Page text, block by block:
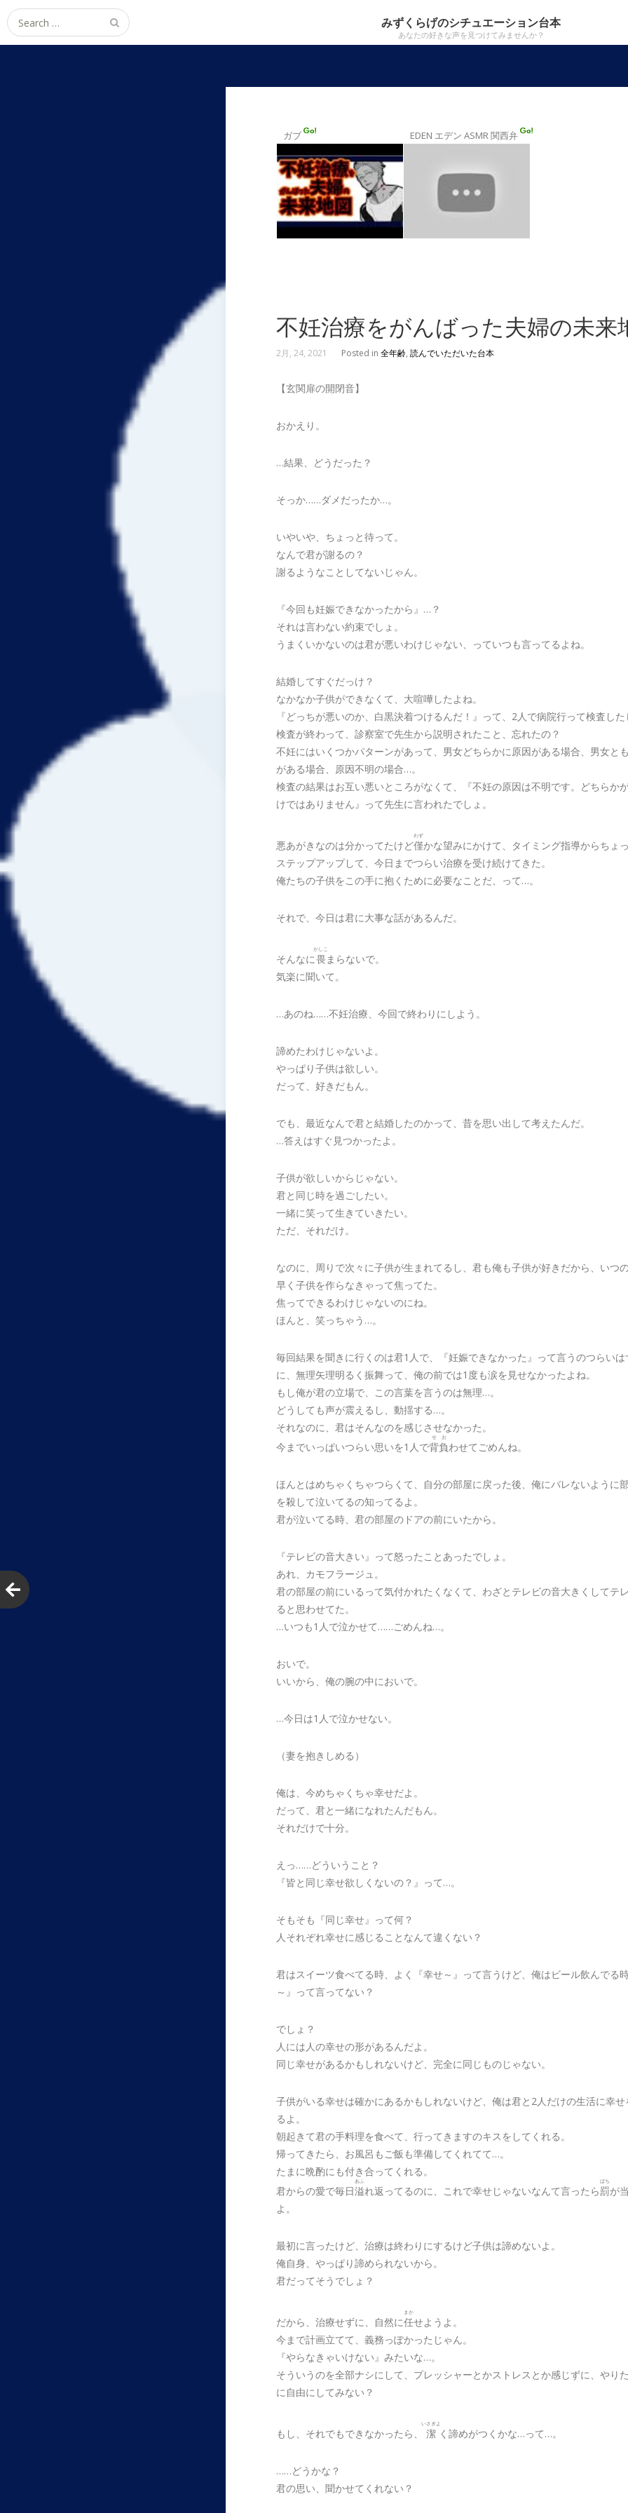
みずくらげのシチュエーション台本
あなたの好きな声を見つけてみませんか？
Search
for:
ガブ EDEN エデン ASMR 関西弁
不妊治療をがんばった夫婦の未来
2月, 24, 2021 Posted in 全年齢, 読んでいただいた台本
【玄関扉の開閉音】
おかえり。
…結果、どうだった？
そっか……ダメだったか…。
いやいや、ちょっと待って。
なんで君が謝るの？
謝るようなことしてないじゃん。
『今回も妊娠できなかったから』…？
それは言わない約束でしょ。
うまくいかないのは君が悪いわけじゃない、っていつも言ってるよね。
結婚してすぐだっけ？
なかなか子供ができなくて、大喧嘩したよね。
『どっちが悪いのか、白黒決着つけるんだ！』って、2人で病院行って検査し
検査が終わって、診察室で先生から説明されたこと、忘れたの？
不妊にはいくつかパターンがあって、男女どちらかに原因がある場合、男女と
がある場合、原因不明の場合…。
検査の結果はお互い悪いところがなくて、『不妊の原因は不明です。どちらか
けではありません』って先生に言われたでしょ。
悪あがきなのは分かってたけど僅
わず
かな望みにかけて、タイミング指導からちょ
ステップアップして、今日までつらい治療を受け続けてきた。
俺たちの子供をこの手に抱くために必要なことだ、って…。
それで、今日は君に大事な話があるんだ。
そんなに畏
かしこ
まらないで。
気楽に聞いて。
…あのね……不妊治療、今回で終わりにしよう。
諦めたわけじゃないよ。
やっぱり子供は欲しい。
だって、好きだもん。
でも、最近なんで君と結婚したのかって、昔を思い出して考えたんだ。
…答えはすぐ見つかったよ。
子供が欲しいからじゃない。
君と同じ時を過ごしたい。
一緒に笑って生きていきたい。
ただ、それだけ。
なのに、周りで次々に子供が生まれてるし、君も俺も子供が好きだから、いつ
早く子供を作らなきゃって焦ってた。
焦ってできるわけじゃないのにね。
ほんと、笑っちゃう…。
毎回結果を聞きに行くのは君1人で、『妊娠できなかった』って言うのつらいは
に、無理矢理明るく振舞って、俺の前では1度も涙を見せなかったよね。
もし俺が君の立場で、この言葉を言うのは無理…。
どうしても声が震えるし、動揺する…。
それなのに、君はそんなのを感じさせなかった。
今までいっぱいつらい思いを1人で背負
せお
わせてごめんね。
ほんとはめちゃくちゃつらくて、自分の部屋に戻った後、俺にバレないように
を殺して泣いてるの知ってるよ。
君が泣いてる時、君の部屋のドアの前にいたから。
『テレビの音大きい』って怒ったことあったでしょ。
あれ、カモフラージュ。
君の部屋の前にいるって気付かれたくなくて、わざとテレビの音大きくしてテ
ると思わせてた。
…いつも1人で泣かせて……ごめんね…。
おいで。
いいから、俺の腕の中においで。
…今日は1人で泣かせない。
（妻を抱きしめる）
俺は、今めちゃくちゃ幸せだよ。
だって、君と一緒になれたんだもん。
それだけで十分。
えっ……どういうこと？
『皆と同じ幸せ欲しくないの？』って…。
そもそも『同じ幸せ』って何？
人それぞれ幸せに感じることなんて違くない？
君はスイーツ食べてる時、よく『幸せ～』って言うけど、俺はビール飲んでる
～』って言ってない？
でしょ？
人には人の幸せの形があるんだよ。
同じ幸せがあるかもしれないけど、完全に同じものじゃない。
子供がいる幸せは確かにあるかもしれないけど、俺は君と2人だけの生活に幸
るよ。
朝起きて君の手料理を食べて、行ってきますのキスをしてくれる。
帰ってきたら、お風呂もご飯も準備してくれてて…。
たまに晩酌にも付き合ってくれる。
君からの愛で毎日溢
あふ
れ返ってるのに、これで幸せじゃないなんて言ったら罰
ばち
が
よ。
最初に言ったけど、治療は終わりにするけど子供は諦めないよ。
俺自身、やっぱり諦められないから。
君だってそうでしょ？
だから、治療せずに、自然に任
まか
せようよ。
今まで計画立てて、義務っぽかったじゃん。
『やらなきゃいけない』みたいな…。
そういうのを全部ナシにして、プレッシャーとかストレスとか感じずに、やり
に自由にしてみない？
もし、それでもできなかったら、 潔
いさぎよ
く諦めがつくかな…って…。
……どうかな？
君の思い、聞かせてくれない？